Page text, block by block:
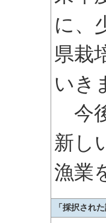
に、
県栽
いき
今
新し
漁業
「採択された